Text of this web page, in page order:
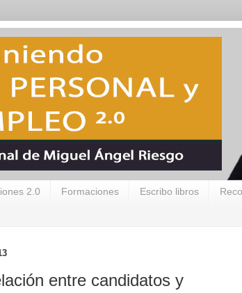
2.0 Formaciones Escribo libros
entre candidatos y